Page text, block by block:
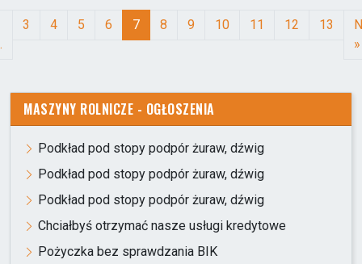
3 4 5 6 7 8 9 10 11 12 13
»
MASZYNY ROLNICZE - OGŁOSZENIA
Podkład pod stopy podpór żuraw, dźwig
Podkład pod stopy podpór żuraw, dźwig
Podkład pod stopy podpór żuraw, dźwig
Chciałbyś otrzymać nasze usługi kredytowe
Pożyczka bez sprawdzania BIK